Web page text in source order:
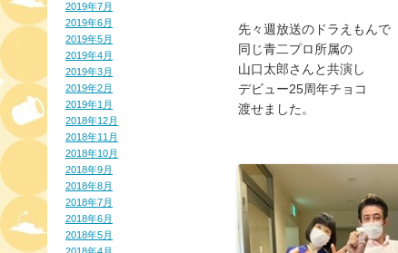
2019年7月
2019年6月
2019年5月
2019年4月
2019年3月
2019年2月
2019年1月
2018年12月
2018年11月
2018年10月
2018年9月
2018年8月
2018年7月
2018年6月
2018年5月
先々週放送のドラえもんで
同じ青二プロ所属の
山口太郎さんと共演し
デビュー25周年チョコ
渡せました。